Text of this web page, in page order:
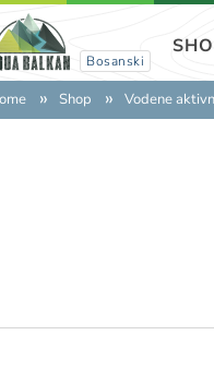
Bosanski
Shop Vodene